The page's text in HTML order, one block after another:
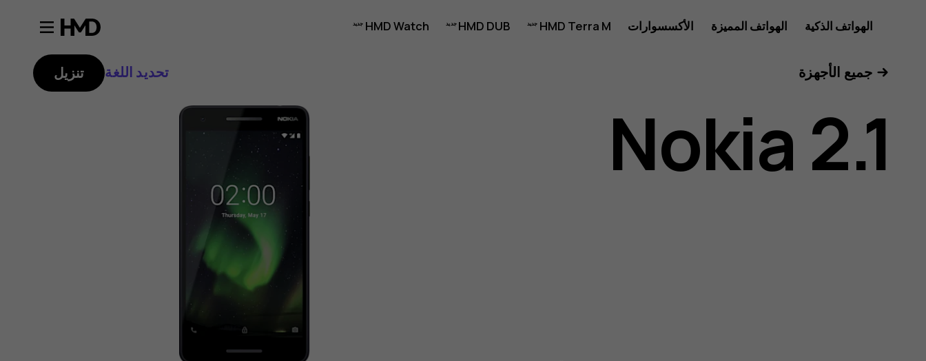
دليل
مستخدم
هاتف
الهواتف الذكية الهواتف المميزة الأكسسوارات HMD Terra M
HMD DUB
HMD Watch
جميع الأجهزة تحديد اللغة تنزيل
Nokia 2.1